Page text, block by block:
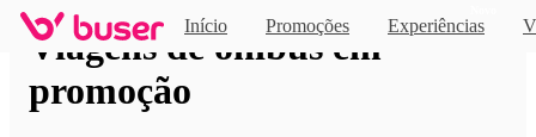
Início Promoções Experiências
Viagens de ônibus em
promoção